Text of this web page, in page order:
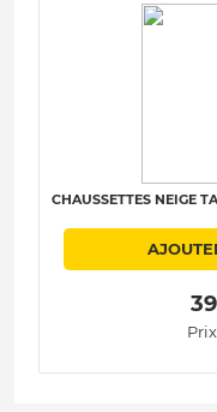
CHAUSSETTES NEIGE